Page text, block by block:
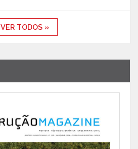
VER TODOS »